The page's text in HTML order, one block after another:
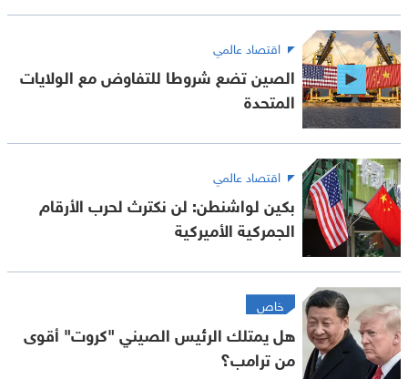
اقتصاد عالمي
الصين تضع شروطا للتفاوض مع الولايات
المتحدة
اقتصاد عالمي
بكين لواشنطن: لن نكترث لحرب الأرقام
الجمركية الأميركية
خاص
هل يمتلك الرئيس الصيني "كروت" أقوى
من ترامب؟